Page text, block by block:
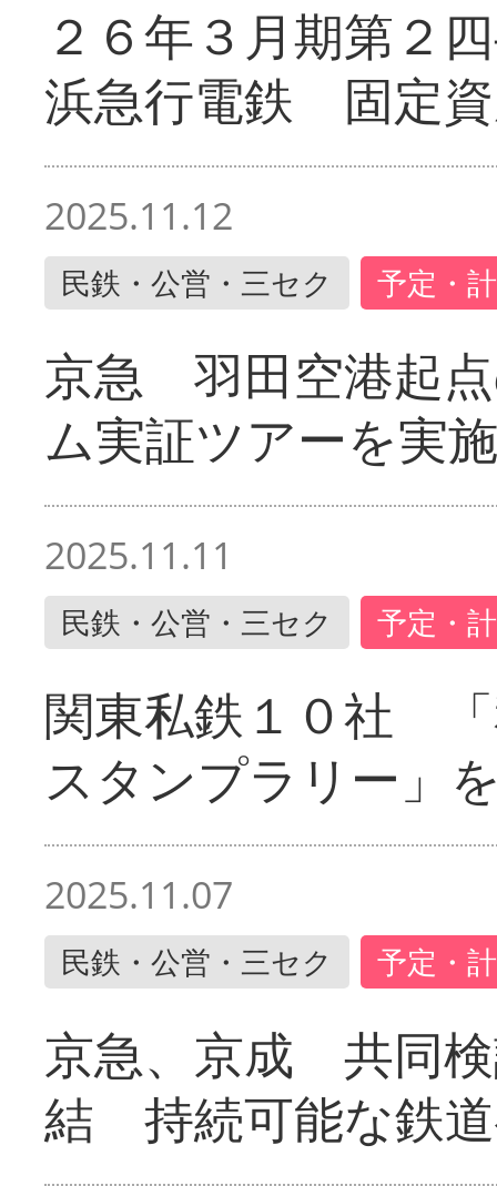
２６年３月期第２
浜急行電鉄 固定
2025.11.12
民鉄・公営・三セク 予定・
京急 羽田空港起
ム実証ツアーを実施
2025.11.11
民鉄・公営・三セク 予定・
関東私鉄１０社
スタンプラリー」
2025.11.07
民鉄・公営・三セク 予定・
京急、京成 共同
結 持続可能な鉄